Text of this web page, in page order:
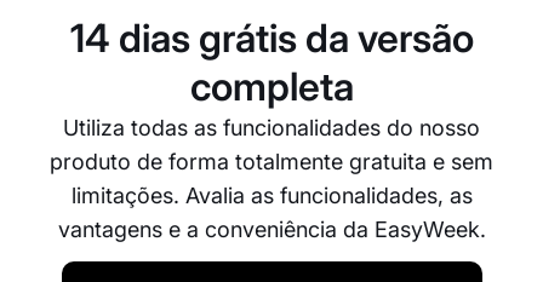
corresponder às tuas necessidades específicas e
ajudar o teu negócio a funcionar de forma mais
14 dias grátis da versão
completa
Utiliza todas as funcionalidades do nosso
produto de forma totalmente gratuita e sem
limitações. Avalia as funcionalidades, as
vantagens e a conveniência da EasyWeek.